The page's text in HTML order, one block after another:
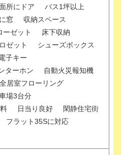
所にドア
バス1坪以上
窓
収納スペース
ーゼット
床下収納
ゼット
シューズボックス
子キー
ターホン
自動火災報知機
全居室フローリング
場3台分
日当り良好
閑静住宅街
フラット35Sに対応